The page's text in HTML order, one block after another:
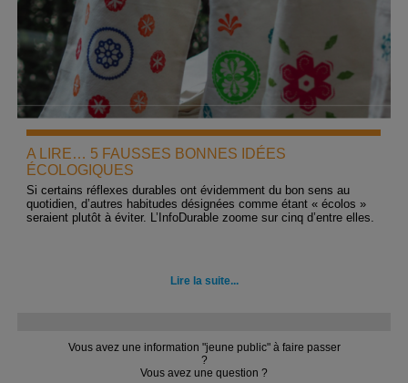
A LIRE… 5 FAUSSES BONNES IDÉES
ÉCOLOGIQUES
Si certains réflexes durables ont évidemment du bon sens au
quotidien, d’autres habitudes désignées comme étant « écolos »
seraient plutôt à éviter. L’InfoDurable zoome sur cinq d’entre elles.
Lire la suite...
Vous avez une information "jeune public" à faire passer
?
Vous avez une question ?